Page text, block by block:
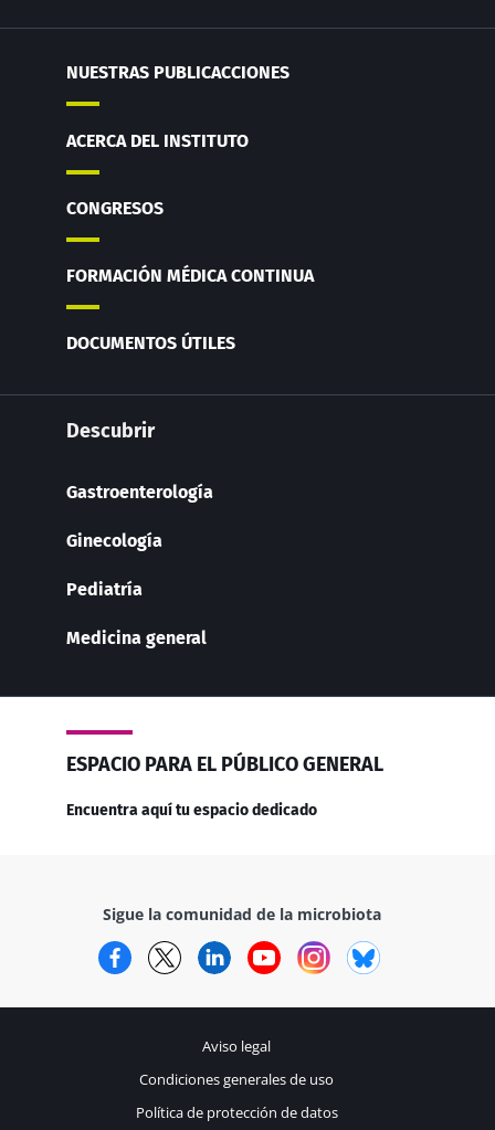
NUESTRAS PUBLICACCIONES
ACERCA DEL INSTITUTO
CONGRESOS
FORMACIÓN MÉDICA CONTINUA
DOCUMENTOS ÚTILES
Descubrir
Gastroenterología
Ginecología
Pediatría
Medicina general
ESPACIO PARA EL PÚBLICO GENERAL
Encuentra aquí tu espacio dedicado
Sigue la comunidad de la microbiota
FacebookTwitterLinkedInYouTubeInstagram
Aviso legal
Condiciones generales de uso
Política de protección de datos